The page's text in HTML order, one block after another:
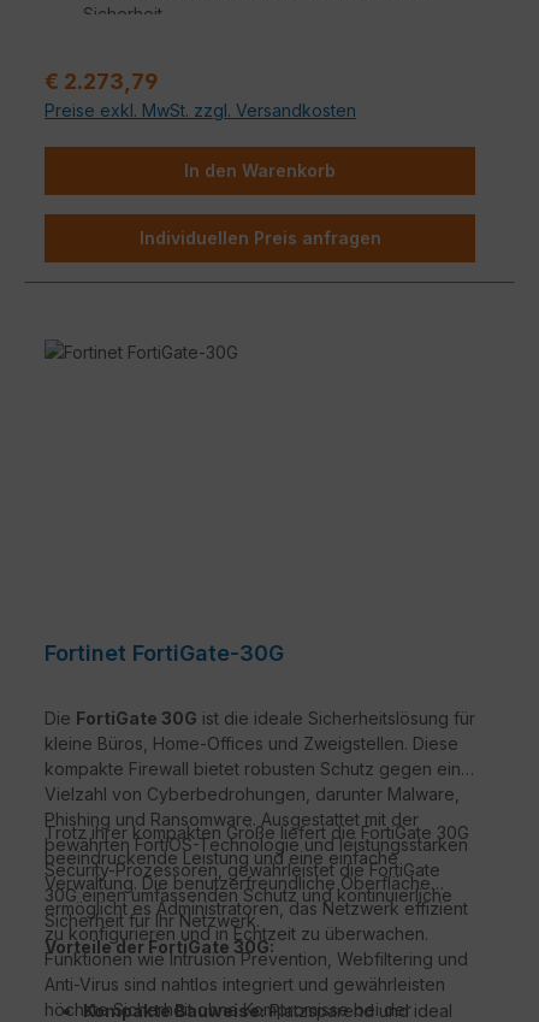
Sicherheit
Unternehmenssicherheit
/ ML-gestützten FortiGuard Dienstleistungen
für Netzwerk und Sicherheit, Automatisierung,
tiefgreifende Analysen, und Selbstheilung
Regulärer Preis:
€ 2.273,79
Preise exkl. MwSt. zzgl. Versandkosten
In den Warenkorb
Individuellen Preis anfragen
Fortinet FortiGate-30G
Die FortiGate 30G ist die ideale Sicherheitslösung für
kleine Büros, Home-Offices und Zweigstellen. Diese
kompakte Firewall bietet robusten Schutz gegen eine
Vielzahl von Cyberbedrohungen, darunter Malware,
Phishing und Ransomware. Ausgestattet mit der
bewährten FortiOS-Technologie und leistungsstarken
Security-Prozessoren, gewährleistet die FortiGate
30G einen umfassenden Schutz und kontinuierliche
Sicherheit für Ihr Netzwerk.
Trotz ihrer kompakten Größe liefert die FortiGate 30G
beeindruckende Leistung und eine einfache
Verwaltung. Die benutzerfreundliche Oberfläche
ermöglicht es Administratoren, das Netzwerk effizient
zu konfigurieren und in Echtzeit zu überwachen.
Funktionen wie Intrusion Prevention, Webfiltering und
Anti-Virus sind nahtlos integriert und gewährleisten
höchste Sicherheit ohne Kompromisse bei der
Vorteile der FortiGate 30G:
Kompakte Bauweise:Platzsparend und ideal